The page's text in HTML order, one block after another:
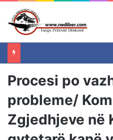
Procesi po
probleme/
Zgjedhjeve në